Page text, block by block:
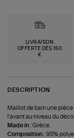
LIVRAISON
OFFERTE DÈS 150
€
DESCRIPTION
Maillot de bain une
l'avant au niveau du
Made in :Grèce.
Composition : 95%